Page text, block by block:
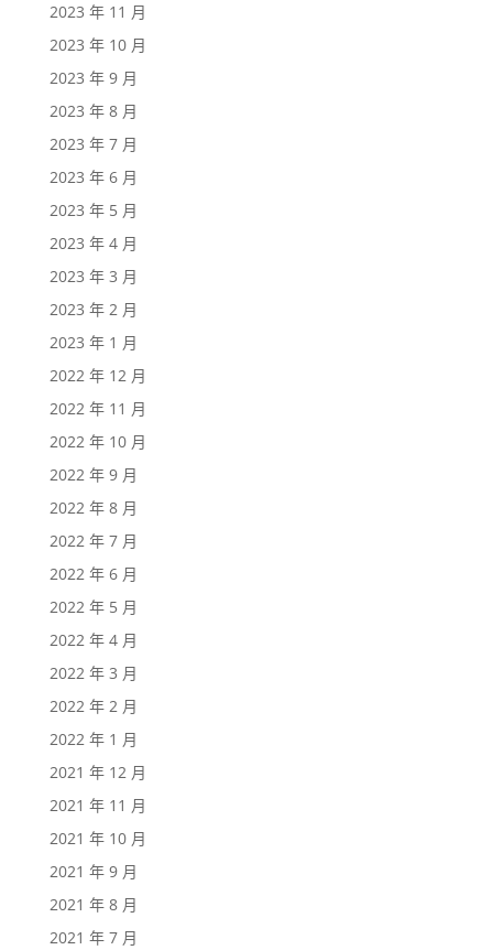
2023 年 11 月
2023 年 10 月
2023 年 9 月
2023 年 8 月
2023 年 7 月
2023 年 6 月
2023 年 5 月
2023 年 4 月
2023 年 3 月
2023 年 2 月
2023 年 1 月
2022 年 12 月
2022 年 11 月
2022 年 10 月
2022 年 9 月
2022 年 8 月
2022 年 7 月
2022 年 6 月
2022 年 5 月
2022 年 4 月
2022 年 3 月
2022 年 2 月
2022 年 1 月
2021 年 12 月
2021 年 11 月
2021 年 10 月
2021 年 9 月
2021 年 8 月
2021 年 7 月